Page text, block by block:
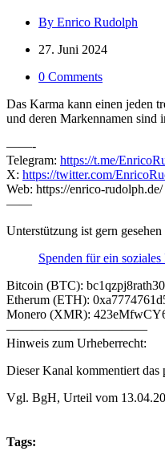
By Enrico Rudolph
27. Juni 2024
0 Comments
Das Karma kann einen jeden
und deren Markennamen sind
——-
Telegram: https://t.me/
X: https://twitter.com/
Web: https://enrico-rudolph.de/
——
Unterstützung ist gern
Spenden für ein
Bitcoin (BTC):
Etherum (ETH):
Monero (XMR):
———————————
Hinweis zum Urheberrecht:
Dieser Kanal kommentiert das
Vgl. BgH, Urteil vom
Tags: